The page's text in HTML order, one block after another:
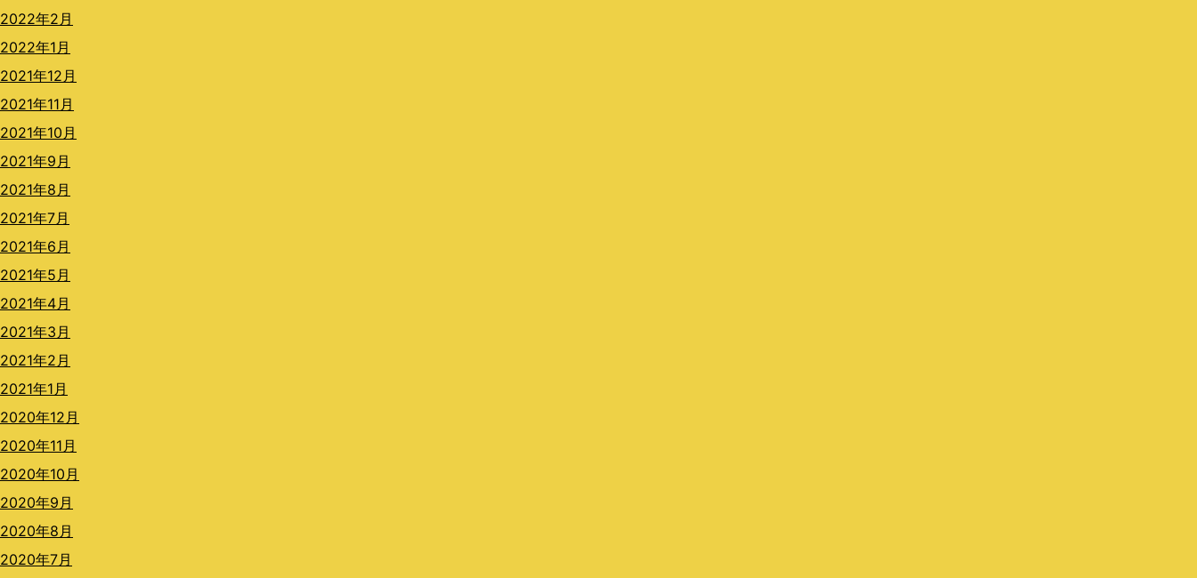
2022年2月
2022年1月
2021年12月
2021年11月
2021年10月
2021年9月
2021年8月
2021年7月
2021年6月
2021年5月
2021年4月
2021年3月
2021年2月
2021年1月
2020年12月
2020年11月
2020年10月
2020年9月
2020年8月
2020年7月